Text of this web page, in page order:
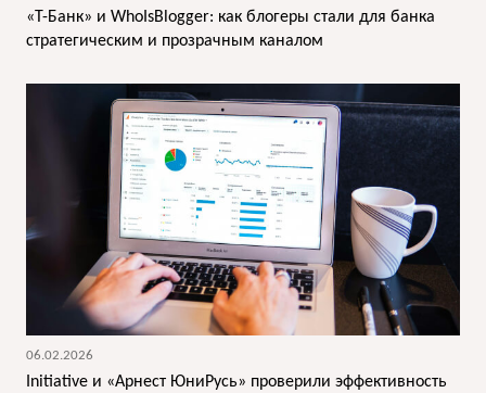
«Т-Банк» и WhoIsBlogger: как блогеры стали для банка
стратегическим и прозрачным каналом
06.02.2026
Initiative и «Арнест ЮниРусь» проверили эффективность